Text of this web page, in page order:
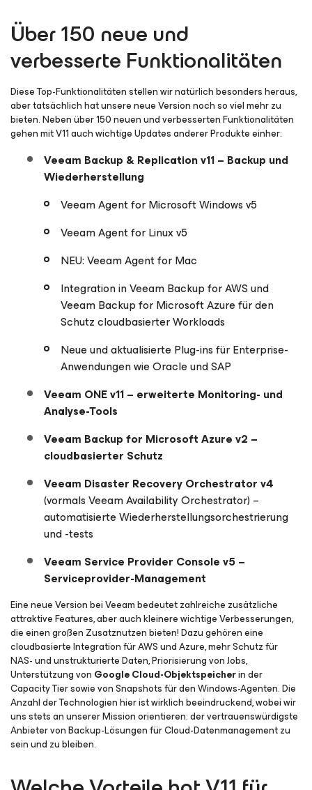
Über 150 neue und
verbesserte Funktionalitäten
Diese Top-Funktionalitäten stellen wir natürlich besonders heraus,
aber tatsächlich hat unsere neue Version noch so viel mehr zu
bieten. Neben über 150 neuen und verbesserten Funktionalitäten
gehen mit V11 auch wichtige Updates anderer Produkte einher:
Veeam Backup & Replication v11 – Backup und
Wiederherstellung
Veeam Agentfor Microsoft Windows v5
Veeam Agentfor Linux v5
NEU: Veeam Agentfor Mac
Integration in Veeam Backupfor AWSund
Veeam Backupfor Microsoft Azurefür den
Schutz cloudbasierter Workloads
Neue und aktualisierte Plug-ins für Enterprise-
Anwendungen wie Oracle und SAP
Veeam ONE v11 – erweiterte Monitoring- und
Analyse-Tools
Veeam Backupfor Microsoft Azurev2 –
cloudbasierter Schutz
Veeam Disaster Recovery Orchestrator v4
(vormals Veeam Availability Orchestrator) –
automatisierte Wiederherstellungsorchestrierung
und -tests
Veeam Service Provider Console v5 –
Serviceprovider-Management
Eine neue Version bei Veeam bedeutet zahlreiche zusätzliche
attraktive Features, aber auch kleinere wichtige Verbesserungen,
die einen großen Zusatznutzen bieten! Dazu gehören eine
cloudbasierte Integration für AWS und Azure, mehr Schutz für
NAS- und unstrukturierte Daten, Priorisierung von Jobs,
Unterstützung von Google Cloud-Objektspeicherin der
Capacity Tier sowie von Snapshots für den Windows-Agenten. Die
Anzahl der Technologien hier ist wirklich beeindruckend, wobei wir
uns stets an unserer Mission orientieren: der vertrauenswürdigste
Anbieter von Backup-Lösungen für Cloud-Datenmanagement zu
sein und zu bleiben.